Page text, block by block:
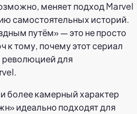
меняет подход Marvel
самостоятельных историй.
путём» — это не просто
к тому, почему этот сериал
революцией для
более камерный характер
идеально подходят для